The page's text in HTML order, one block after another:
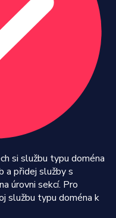
si službu typu doména
a přidej služby s
úrovni sekcí. Pro
službu typu doména k